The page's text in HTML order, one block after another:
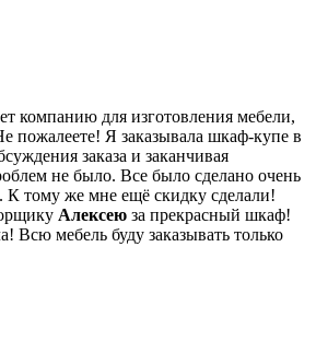
компанию для изготовления мебели,
пожалеете! Я заказывала шкаф-купе в
заказа и заканчивая
не было. Все было сделано очень
К тому же мне ещё скидку сделали!
Алексею за прекрасный шкаф!
Всю мебель буду заказывать только